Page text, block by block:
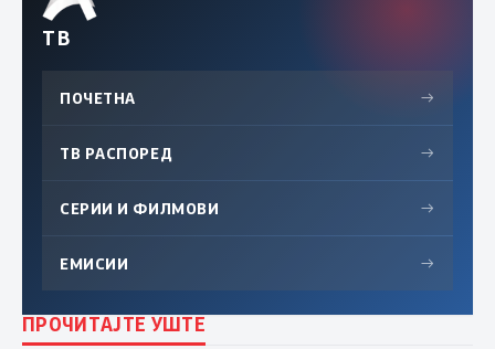
ТВ
ПОЧЕТНА →
ТВ РАСПОРЕД →
СЕРИИ И ФИЛМОВИ →
ЕМИСИИ →
ПРОЧИТАЈТЕ УШТЕ